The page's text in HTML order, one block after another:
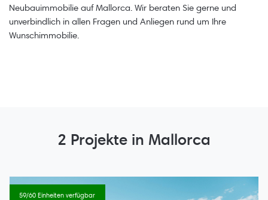
Neubauimmobilie auf Mallorca. Wir beraten Sie gerne und
unverbindlich in allen Fragen und Anliegen rund um Ihre
Wunschimmobilie.
2 Projekte in Mallorca
59/60 Einheiten verfügbar